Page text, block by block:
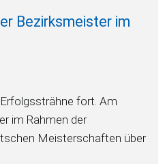
Bezirksmeister im
fort. Am
im Rahmen der
Meisterschaften über